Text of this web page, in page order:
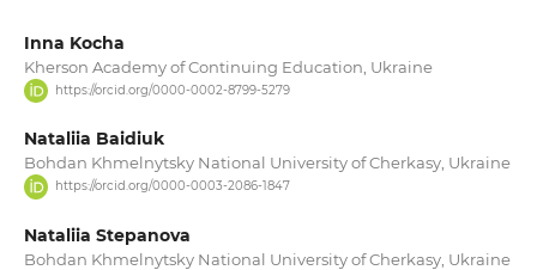
Inna Kocha
Kherson Academy of Continuing Education, Ukraine
https://orcid.org/0000-0002-8799-5279
Nataliia Baidiuk
Bohdan Khmelnytsky National University of Cherkasy, Ukraine
https://orcid.org/0000-0003-2086-1847
Nataliia Stepanova
Bohdan Khmelnytsky National University of Cherkasy, Ukraine